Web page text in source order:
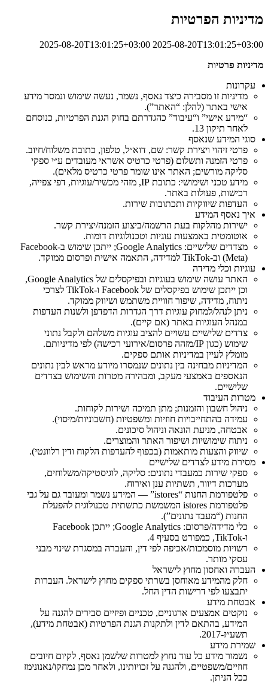
מדיניות הפרטיות
2025-08-20T13:01:25+03:00 2025-08-20T13:01:25+03:00
מדיניות פרטיות
עקרונות
מדיניות זו מסבירה כיצד נאסף, נשמר, נעשה שימוש ונמסר מידע
אישי באתר (להלן: “האתר”).
“מידע אישי” ו“עיבוד” כהגדרתם בחוק הגנת הפרטיות, כנוסחם
לאחר תיקון 13.
סוגי המידע שנאסף
פרטי זיהוי ויצירת קשר: שם, דוא״ל, טלפון, כתובת משלוח/חיוב.
פרטי הזמנה ותשלום (פרטי כרטיס אשראי מעובדים ע״י ספקי
סליקה מורשים; האתר אינו שומר פרטי כרטיס מלאים).
מידע טכני ושימושי: כתובת IP, מזהי מכשיר/עוגיות, דפי צפייה,
רכישות, פעולות באתר.
העדפות שיווקיות ותכתובות שירות.
איך נאסף המידע
ישירות מהלקוח בעת הרשמה/ביצוע הזמנה/יצירת קשר.
אוטומטית באמצעות עוגיות וטכנולוגיות דומות.
מצדדים שלישיים: Google Analytics; ייתכן שימוש ב‑Facebook
(Meta) וב‑TikTok למדידה, התאמה אישית ופרסום ממוקד.
עוגיות וכלי מדידה
האתר עושה שימוש בעוגיות ובפיקסלים של Google Analytics,
וכן ייתכן שימוש בפיקסלים של Facebook ו‑TikTok לצרכי
ניתוח, מדידה, שיפור חוויית משתמש ושיווק ממוקד.
ניתן לנהל/למחוק עוגיות דרך הגדרות הדפדפן ולשנות העדפות
במנהל העוגיות באתר (אם קיים).
צדדים שלישיים עשויים להציב עוגיות משלהם ולקבל נתוני
שימוש (כגון IP/מזהה פרסום/אירועי רכישה) לפי מדיניותם.
מומלץ לעיין במדיניות אותם ספקים.
המדיניות מבחינה בין נתונים שנמסרו מיודע מראש לבין נתונים
הנאספים באמצעי מעקב, ומבהירה מטרות והשימוש בצדדים
שלישיים.
מטרות העיבוד
ניהול חשבון והזמנות; מתן תמיכה ושירות לקוחות.
עמידה בהתחייבויות חוזיות ומשפטיות (חשבוניות/מיסוי).
אבטחה, מניעת הונאה וניהול סיכונים.
ניתוח שימושיות ושיפור האתר והמוצרים.
שיווק והצעות מותאמות (בכפוף להעדפות הלקוח ודין רלוונטי).
מסירת מידע לצדדים שלישיים
ספקי שירות כמעבדי נתונים: סליקה, לוגיסטיקה/משלוחים,
מערכות דיוור, תשתיות ענן ואירוח.
פלטפורמת החנות “istores” — המידע נשמר ומעובד גם על גבי
פלטפורמת istores המשמשת כתשתית טכנולוגית להפעלת
החנות (“מעבד נתונים”).
כלי מדידה/פרסום: Google Analytics; ייתכן Facebook
ו‑TikTok, כמפורט בסעיף 4.
רשויות מוסמכות/אכיפה לפי דין, והעברה במסגרת שינוי מבני
עסקי מותר.
העברה ואחסון מחוץ לישראל
חלק מהמידע מאוחסן בשרתי ספקים מחוץ לישראל. העברות
יתבצעו לפי דרישות הדין החל.
אבטחת מידע
נוקטים אמצעים ארגוניים, טכניים ופיזיים סבירים להגנה על
המידע, בהתאם לדין ולתקנות הגנת הפרטיות (אבטחת מידע),
תשע״ז‑2017.
שמירת מידע
נשמור מידע כל עוד נחוץ למטרות שלשמן נאסף, לקיום חיובים
חוזיים/משפטיים, ולהגנה על זכויותינו, ולאחר מכן נמחקו/נאנונימז
ככל הניתן.